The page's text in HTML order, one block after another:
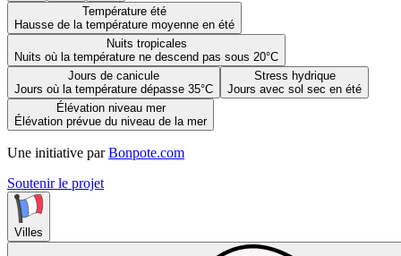
Température été
Hausse de la température moyenne en été
Nuits tropicales
Nuits où la température ne descend pas sous 20°C
Jours de canicule
Jours où la température dépasse 35°C
Stress hydrique
Jours avec sol sec en été
Élévation niveau mer
Élévation prévue du niveau de la mer
Une initiative par Bonpote.com
Soutenir le projet
Villes